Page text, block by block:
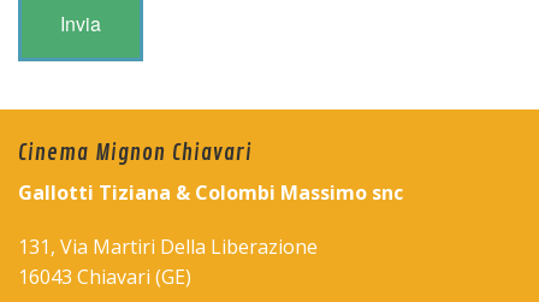
Cinema Mignon Chiavari
Gallotti Tiziana & Colombi Massimo snc
131, Via Martiri Della Liberazione
16043 Chiavari (GE)